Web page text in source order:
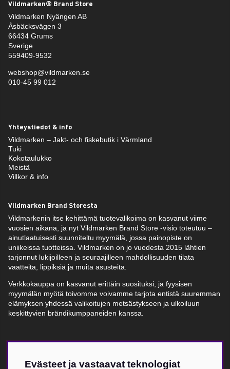
Vildmarken® Brand Store
Vildmarken Nyängen AB
Åsbäcksvägen 3
66434 Grums
Sverige
559409-9532
webshop@vildmarken.se
010-45 99 012
Yhteystiedot & info
Vildmarken – Jakt- och fiskebutik i Värmland
Tuki
Kokotaulukko
Meistä
Villkor & info
Vildmarken Brand Storesta
Vildmarkenin itse kehittämä tuotevalikoima on kasvanut viime
vuosien aikana, ja nyt Vildmarken Brand Store -visio toteutuu –
ainutlaatuisesti suunniteltu myymälä, jossa painopiste on
uniikeissa tuotteissa. Vildmarken on jo vuodesta 2015 lähtien
tarjonnut lukijoilleen ja seuraajilleen mahdollisuuden tilata
vaatteita, lippiksiä ja muita asusteita.
Verkkokauppa on kasvanut erittäin suosituksi, ja fyysisen
myymälän myötä toivomme voivamme tarjota entistä suuremman
elämyksen yhdessä valikoitujen metsästykseen ja ulkoiluun
keskittyvien brändikumppaneiden kanssa.
Evästeet ja vastaavat teknologiat